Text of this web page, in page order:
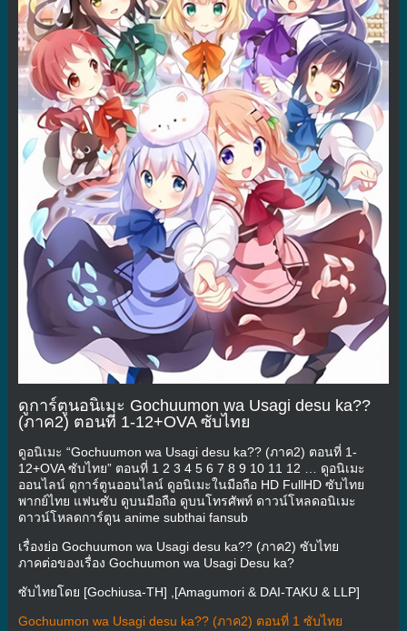
ดูการ์ตูนอนิเมะ Gochuumon wa Usagi desu ka??
(ภาค2) ตอนที่ 1-12+OVA ซับไทย
ดูอนิเมะ “Gochuumon wa Usagi desu ka?? (ภาค2) ตอนที่ 1-
12+OVA ซับไทย” ตอนที่ 1 2 3 4 5 6 7 8 9 10 11 12 … ดูอนิเมะ
ออนไลน์ ดูการ์ตูนออนไลน์ ดูอนิเมะในมือถือ HD FullHD ซับไทย
พากย์ไทย แฟนซับ ดูบนมือถือ ดูบนโทรศัพท์ ดาวน์โหลดอนิเมะ
ดาวน์โหลดการ์ตูน anime subthai fansub
เรื่องย่อ Gochuumon wa Usagi desu ka?? (ภาค2) ซับไทย
ภาคต่อของเรื่อง Gochuumon wa Usagi Desu ka?
ซับไทยโดย [Gochiusa-TH] ,[Amagumori & DAI-TAKU & LLP]
Gochuumon wa Usagi desu ka?? (ภาค2) ตอนที่ 1 ซับไทย